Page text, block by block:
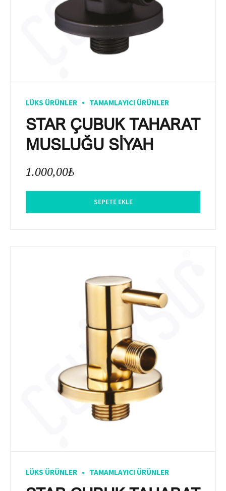
LÜKS ÜRÜNLER TAMAMLAYICI ÜRÜNLER
STAR ÇUBUK TAHARAT
MUSLUĞU SİYAH
1.000,00₺
SEPETE EKLE
LÜKS ÜRÜNLER TAMAMLAYICI ÜRÜNLER